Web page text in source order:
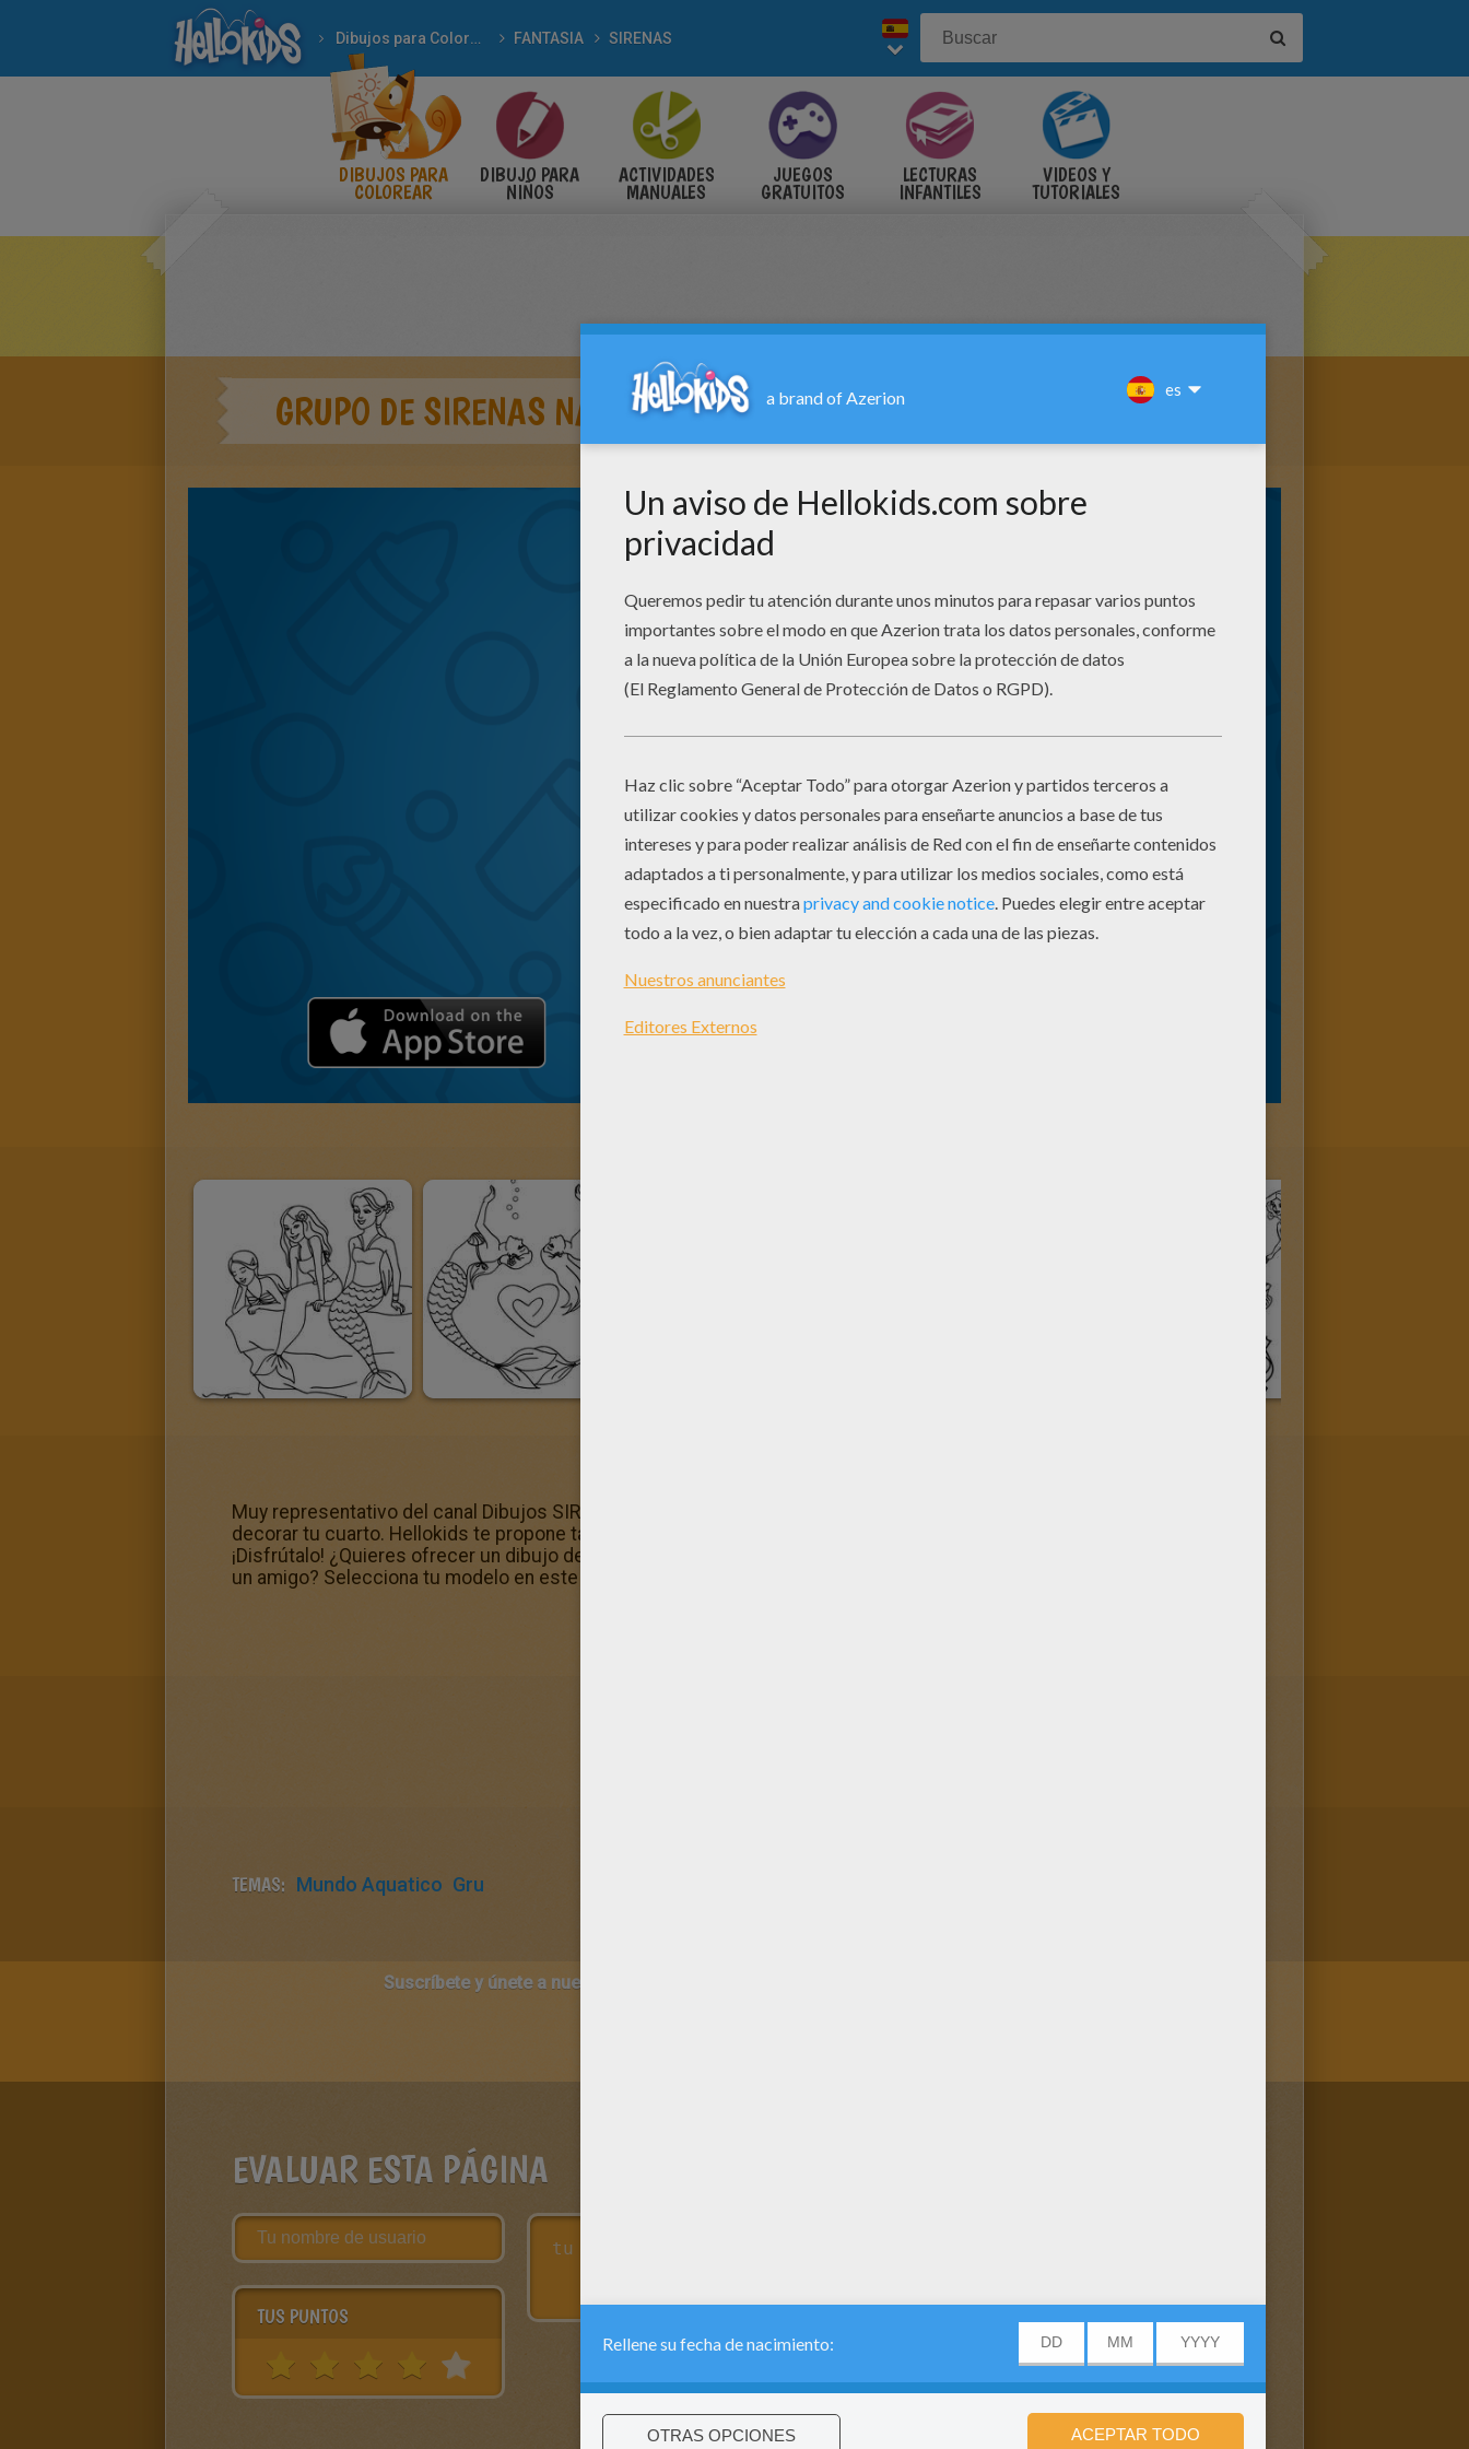
Dibujos para Colorear FANTASIA SIRENAS
DIBUJOS PARA
COLOREAR
DIBUJO PARA
NIÑOS
ACTIVIDADES
MANUALES
JUEGOS
GRATUITOS
LECTURAS
INFANTILES
VIDEOS Y
TUTORIALES
GRUPO DE SIRENAS NADANDO
Muy representativo del canal Dibujos SIRENAS para colorear, con este dibujo Grupo de sirenas nadando podrás
decorar tu cuarto. Hellokids te propone también una gran colección de dibujos para pintar sobre muchos otros temas.
¡Disfrútalo! ¿Quieres ofrecer un dibujo de Grupo de sirenas nadando de la sección dibujos para pintar a un familiar o a
un amigo? Selecciona tu modelo en este canal Dibujos SIRENAS para colorear. ¡Hay dibujos para todos los gustos!
TEMAS: Mundo Aquatico Gru
Suscríbete y únete a nuestro canal de vídeos para niños en Youtube:
EVALUAR ESTA PÁGINA
TUS PUNTOS